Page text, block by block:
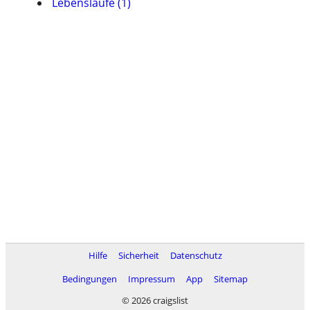
Hilfe Sicherheit
Datenschutz
Bedingungen
Impressum App
Sitemap
© 2026 craigslist